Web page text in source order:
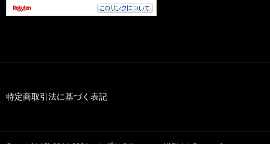
特定商取引法に基づく表記